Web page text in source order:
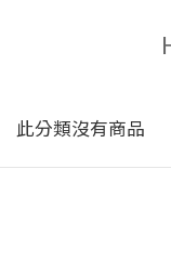
此分類沒有商品